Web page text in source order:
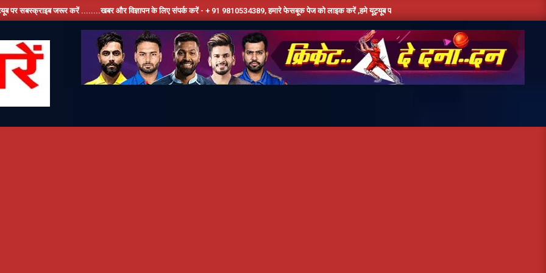
जरूर करें ........खबर और विज्ञापन के लिए संपर्क करें - + 91 9810534389, हमारे फेसबूक पेज को लाइक करें ,हमे यूट्यूब पर सबस्क्राइब जरूर करें,दिन भर की तमाम छोटी बड़ी खबरों के लिए बने